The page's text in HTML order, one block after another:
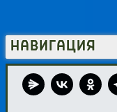
Навигация